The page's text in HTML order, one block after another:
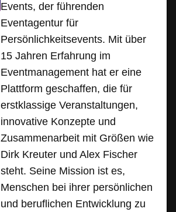
Events, der führenden
Eventagentur für
Persönlichkeitsevents. Mit über
15 Jahren Erfahrung im
Eventmanagement hat er eine
Plattform geschaffen, die für
erstklassige Veranstaltungen,
innovative Konzepte und
Zusammenarbeit mit Größen wie
Dirk Kreuter und Alex Fischer
steht. Seine Mission ist es,
Menschen bei ihrer persönlichen
und beruflichen Entwicklung zu